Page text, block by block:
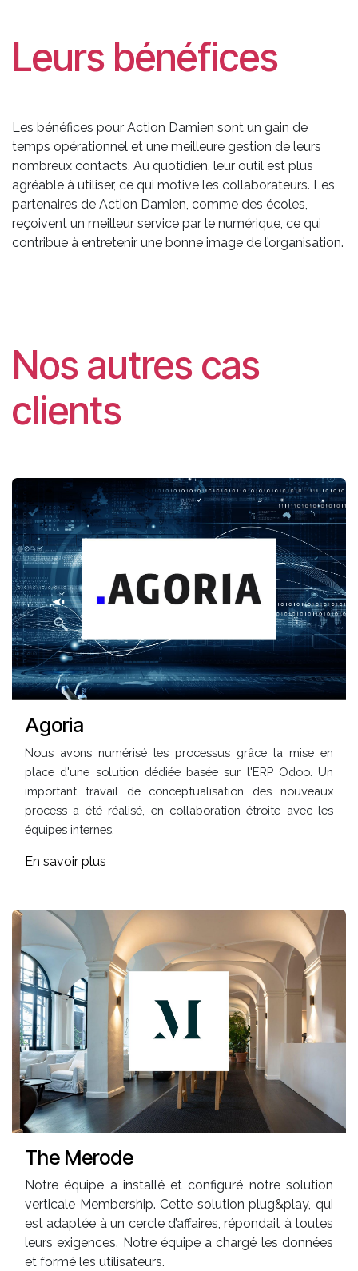
Leurs bénéfices
Les bénéfices pour Action Damien sont un gain de
temps opérationnel et une meilleure gestion de leurs
nombreux contacts. Au quotidien, leur outil est plus
agréable à utiliser, ce qui motive les collaborateurs. Les
partenaires de Action Damien, comme des écoles,
reçoivent un meilleur service par le numérique, ce qui
contribue à entretenir une bonne image de l’organisation.
Nos autres cas
clients
Agoria
Nous avons numérisé les processus grâce la mise en
place d'une solution dédiée basée sur l'ERP Odoo. Un
important travail de conceptualisation des nouveaux
process a été réalisé, en collaboration étroite avec les
équipes internes.
En savoir plus
The Merode
Notre équipe a installé et configuré notre solution
verticale Membership. Cette solution plug&play, qui
est adaptée à un cercle d’affaires, répondait à toutes
leurs exigences. Notre équipe a chargé les données
et formé les utilisateurs.